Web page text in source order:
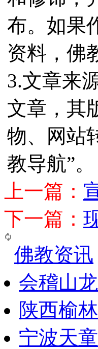
布。如果
资料，佛
3.文章来
文章，其
物、网站
教导航”。
上一篇：
下一篇：
佛教资讯
会稽山
陕西榆
宁波天